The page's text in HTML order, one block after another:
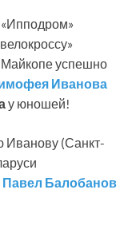
Майкопе успешно
Иванова
у юношей!
Иванову (Санкт-
Павел Балобанов